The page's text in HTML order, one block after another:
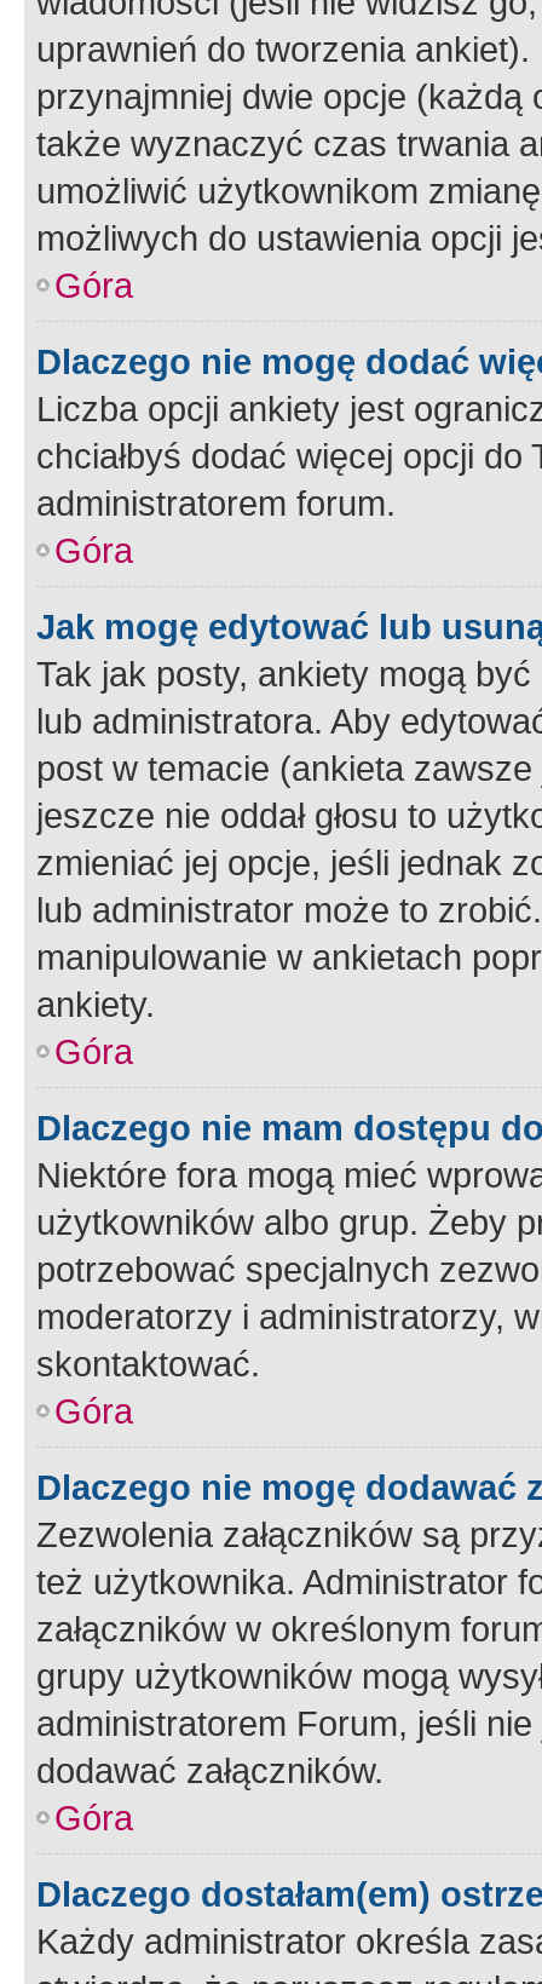
uprawnień do tworzenia
przynajmniej dwie opcje
także wyznaczyć czas trwania
umożliwić użytkownikom
możliwych do ustawienia opcji
Góra
Dlaczego nie mogę dodać
Liczba opcji ankiety jest
chciałbyś dodać więcej opcji
administratorem forum.
Góra
Jak mogę edytować lub
Tak jak posty, ankiety mogą
lub administratora. Aby
post w temacie (ankieta
jeszcze nie oddał głosu to
zmieniać jej opcje, jeśli jednak
lub administrator może to
manipulowanie w ankietach
ankiety.
Góra
Dlaczego nie mam dostępu
Niektóre fora mogą mieć
użytkowników albo grup. Żeby
potrzebować specjalnych
moderatorzy i administratorzy,
skontaktować.
Góra
Dlaczego nie mogę dodawać
Zezwolenia załączników są
też użytkownika. Administrator
załączników w określonym
grupy użytkowników mogą
administratorem Forum, jeśli
dodawać załączników.
Góra
Dlaczego dostałam(em)
Każdy administrator określa